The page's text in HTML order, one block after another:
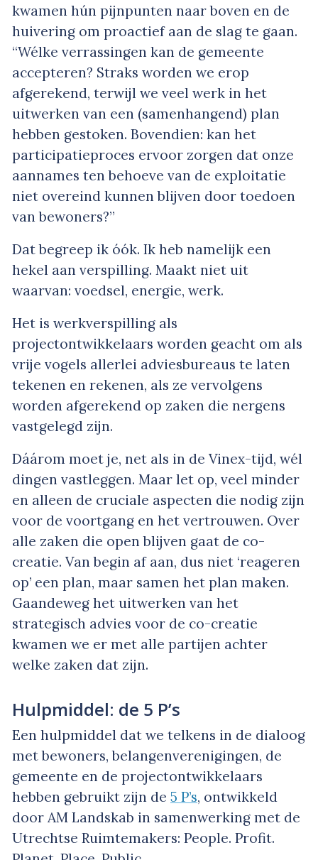
kwamen hún pijnpunten naar boven en de
huivering om proactief aan de slag te gaan.
“Wélke verrassingen kan de gemeente
accepteren? Straks worden we erop
afgerekend, terwijl we veel werk in het
uitwerken van een (samenhangend) plan
hebben gestoken. Bovendien: kan het
participatieproces ervoor zorgen dat onze
aannames ten behoeve van de exploitatie
niet overeind kunnen blijven door toedoen
van bewoners?”
Dat begreep ik óók. Ik heb namelijk een
hekel aan verspilling. Maakt niet uit
waarvan: voedsel, energie, werk.
Het is werkverspilling als
projectontwikkelaars worden geacht om als
vrije vogels allerlei adviesbureaus te laten
tekenen en rekenen, als ze vervolgens
worden afgerekend op zaken die nergens
vastgelegd zijn.
Dáárom moet je, net als in de Vinex-tijd, wél
dingen vastleggen. Maar let op, veel minder
en alleen de cruciale aspecten die nodig zijn
voor de voortgang en het vertrouwen. Over
alle zaken die open blijven gaat de co-
creatie. Van begin af aan, dus niet ‘reageren
op’ een plan, maar samen het plan maken.
Gaandeweg het uitwerken van het
strategisch advies voor de co-creatie
kwamen we er met alle partijen achter
welke zaken dat zijn.
Hulpmiddel: de 5 P’s
Een hulpmiddel dat we telkens in de dialoog
met bewoners, belangenverenigingen, de
gemeente en de projectontwikkelaars
hebben gebruikt zijn de 5 P’s, ontwikkeld
door AM Landskab in samenwerking met de
Utrechtse Ruimtemakers: People. Profit.